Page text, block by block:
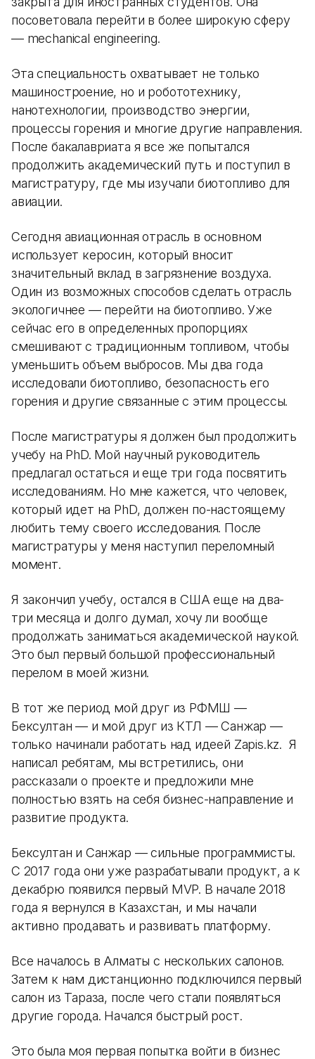
посоветовала перейти в более широкую сферу
— mechanical engineering.
Эта специальность охватывает не только
машиностроение, но и робототехнику,
нанотехнологии, производство энергии,
процессы горения и многие другие направления.
После бакалавриата я все же попытался
продолжить академический путь и поступил в
магистратуру, где мы изучали биотопливо для
авиации.
Сегодня авиационная отрасль в основном
использует керосин, который вносит
значительный вклад в загрязнение воздуха.
Один из возможных способов сделать отрасль
экологичнее — перейти на биотопливо. Уже
сейчас его в определенных пропорциях
смешивают с традиционным топливом, чтобы
уменьшить объем выбросов. Мы два года
исследовали биотопливо, безопасность его
горения и другие связанные с этим процессы.
После магистратуры я должен был продолжить
учебу на PhD. Мой научный руководитель
предлагал остаться и еще три года посвятить
исследованиям. Но мне кажется, что человек,
который идет на PhD, должен по-настоящему
любить тему своего исследования. После
магистратуры у меня наступил переломный
момент.
Я закончил учебу, остался в США еще на два-
три месяца и долго думал, хочу ли вообще
продолжать заниматься академической наукой.
Это был первый большой профессиональный
перелом в моей жизни.
В тот же период мой друг из РФМШ —
Бексултан — и мой друг из КТЛ — Санжар —
только начинали работать над идеей Zapis.kz. Я
написал ребятам, мы встретились, они
рассказали о проекте и предложили мне
полностью взять на себя бизнес-направление и
развитие продукта.
Бексултан и Санжар — сильные программисты.
С 2017 года они уже разрабатывали продукт, а к
декабрю появился первый MVP. В начале 2018
года я вернулся в Казахстан, и мы начали
активно продавать и развивать платформу.
Все началось в Алматы с нескольких салонов.
Затем к нам дистанционно подключился первый
салон из Тараза, после чего стали появляться
другие города. Начался быстрый рост.
Это была моя первая попытка войти в бизнес